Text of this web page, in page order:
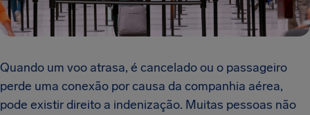
Quando um voo atrasa, é cancelado ou o passageiro
perde uma conexão por causa da companhia aérea,
pode existir direito a indenização. Muitas pessoas não